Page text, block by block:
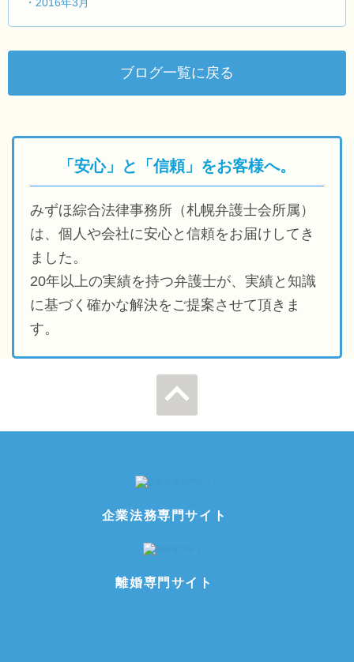
ブログ一覧に戻る
「安心」と「信頼」をお客様へ。
みずほ綜合法律事務所（札幌弁護士会所属）
は、個人や会社に安心と信頼をお届けしてき
ました。
20年以上の実績を持つ弁護士が、実績と知識
に基づく確かな解決をご提案させて頂きま
す。
企業法務専門サイト
離婚専門サイト